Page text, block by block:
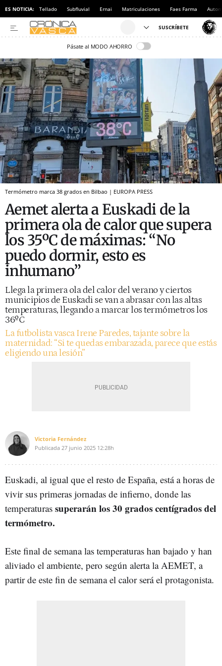
ES NOTICIA: Tellado Subfluvial Ernai Matriculaciones Faes Farma
Pásate al MODO AHORRO
Termómetro marca 38 grados en Bilbao | EUROPA PRESS
Aemet alerta a Euskadi de la
primera ola de calor que supera
los 35ºC de máximas: “No
puedo dormir, esto es
inhumano”
Llega la primera ola del calor del verano y ciertos
municipios de Euskadi se van a abrasar con las altas
temperaturas, llegando a marcar los termómetros los
36ºC
La futbolista vasca Irene Paredes, tajante sobre la
maternidad: “Si te quedas embarazada, parece que estás
eligiendo una lesión”
Victoria Fernández
Publicada 27 junio 2025 12:28h
Euskadi, al igual que el resto de España, está a horas de
vivir sus primeras jornadas de infierno, donde las
temperaturas superarán los 30 grados centígrados del
termómetro.
Este final de semana las temperaturas han bajado y han
aliviado el ambiente, pero según alerta la AEMET, a
partir de este fin de semana el calor será el protagonista.